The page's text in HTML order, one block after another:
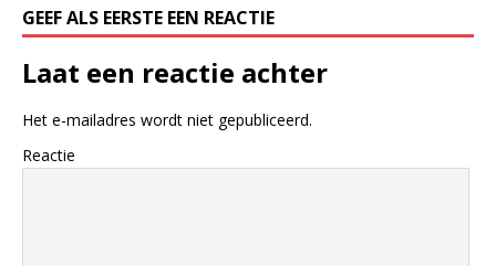
GEEF ALS EERSTE EEN REACTIE
Laat een reactie achter
Het e-mailadres wordt niet gepubliceerd.
Reactie